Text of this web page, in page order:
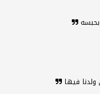
فيها